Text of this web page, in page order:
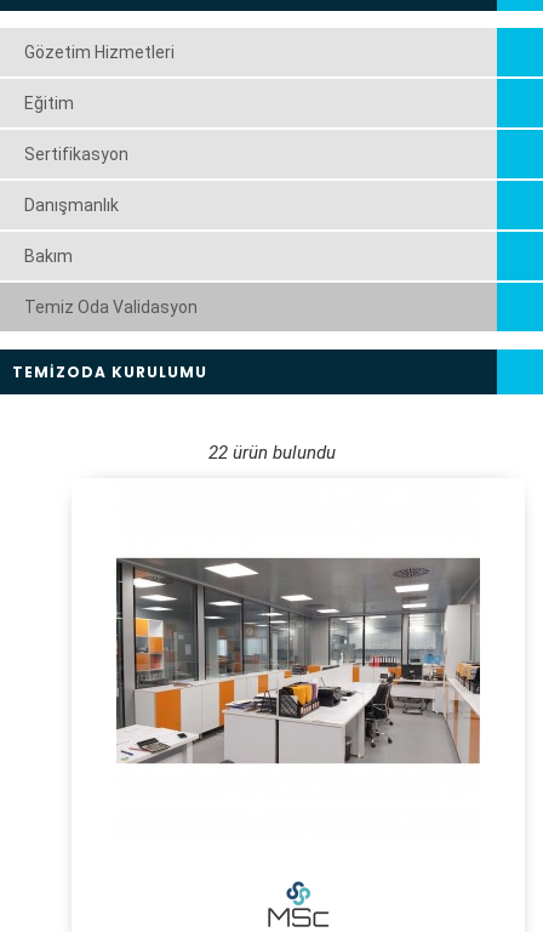
Gözetim Hizmetleri
Eğitim
Sertifikasyon
Danışmanlık
Bakım
Temiz Oda Validasyon
TEMİZODA KURULUMU
22 ürün bulundu